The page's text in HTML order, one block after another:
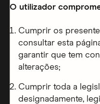
O utilizador
Cumprir os
consultar esta
garantir que tem
alterações;
Cumprir toda a
designadamente,